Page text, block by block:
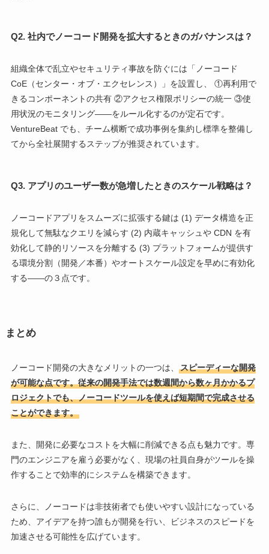
Q2. 社内でノーコード開発を拡大するときのガバナンスは？
組織全体で乱立やセキュリティ事故を防ぐには「ノーコード
CoE（センター・オブ・エクセレンス）」を設置し、 ①再利用で
きるコンポーネントの共有 ②アクセス権限ポリシーの統一 ③使
用状況のモニタリング――をルール化するのが定石です。
VentureBeat でも、チーム横断で成功事例を集約し標準を整備し
てから全社展開するステップが推奨されています。
Q3. アプリのユーザー数が急増したときのスケール戦略は？
ノーコードアプリをスムーズに拡張する鍵は (1) データ構造を正
規化して無駄なクエリを減らす (2) 内蔵キャッシュや CDN を有
効化して静的リソースを分離する (3) プラットフォームが提供す
る環境分割（開発／本番）やオートスケール設定を早めに有効化
する――の３点です。
まとめ
ノーコード開発の大きなメリットの一つは、
スピーディーな開発
が可能な点です。従来の開発手法では数週間から数ヶ月かかるプ
ロジェクトでも、ノーコードツールを使えば短期間で完成させる
ことができます。
また、開発に必要なコストを大幅に削減できる点も魅力です。専
門のエンジニアを雇う必要がなく、現場の社員自身がツールを操
作することで効率的にシステムを構築できます。
さらに、ノーコードは非技術者でも使いやすい設計になっている
ため、アイデアを持つ誰もが開発を行い、ビジネスのスピードを
加速させる可能性を広げています。